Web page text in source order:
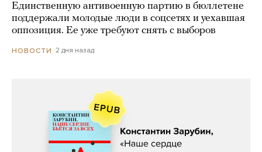
Единственную антивоенную партию в бюллетене
поддержали молодые люди в соцсетях и уехавшая
оппозиция. Ее уже требуют снять с выборов
НОВОСТИ 2 дня назад